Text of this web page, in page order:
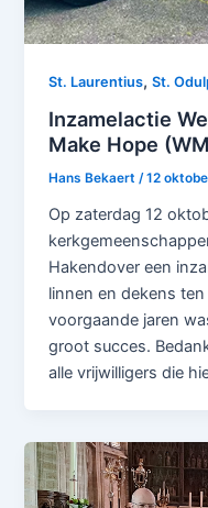
St. Laurentius,St.
Inzamelactie
Make Hope
Hans Bekaert/12
Op zaterdag 12
Hakendover een
linnen en dekens
voorgaande jaren
groot succes.
alle vrijwilligers die